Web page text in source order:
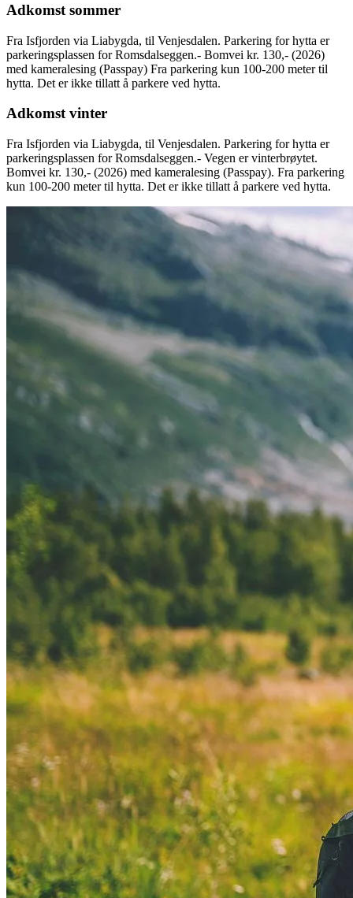
Adkomst sommer
Fra Isfjorden via Liabygda, til Venjesdalen. Parkering for hytta er
parkeringsplassen for Romsdalseggen.- Bomvei kr. 130,- (2026)
med kameralesing (Passpay) Fra parkering kun 100-200 meter til
hytta. Det er ikke tillatt å parkere ved hytta.
Adkomst vinter
Fra Isfjorden via Liabygda, til Venjesdalen. Parkering for hytta er
parkeringsplassen for Romsdalseggen.- Vegen er vinterbrøytet.
Bomvei kr. 130,- (2026) med kameralesing (Passpay). Fra parkering
kun 100-200 meter til hytta. Det er ikke tillatt å parkere ved hytta.